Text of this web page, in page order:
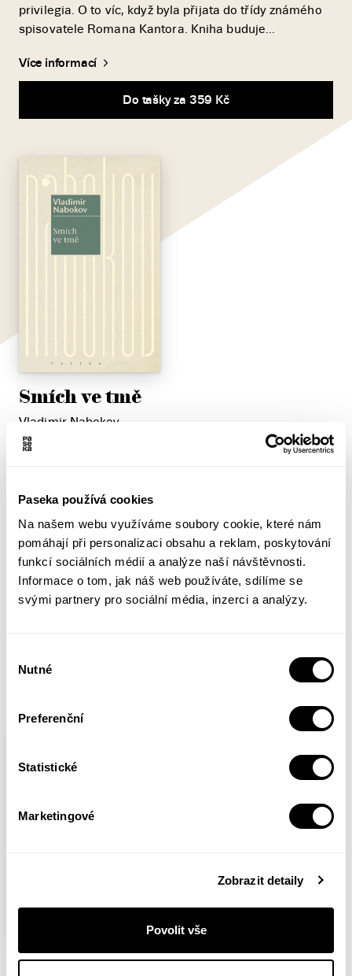
Paseka používá cookies
Na našem webu využíváme soubory cookie, které nám
pomáhají při personalizaci obsahu a reklam, poskytování
funkcí sociálních médií a analýze naší návštěvnosti.
Informace o tom, jak náš web používáte, sdílíme se
svými partnery pro sociální média, inzerci a analýzy.
souhlasu
Nutné
Preferenční
Statistické
Marketingové
Zobrazit detaily
Povolit vše
privilegia. O to víc, když byla přijata do třídy známého
spisovatele Romana Kantora. Kniha buduje...
Do tašky za 359 Kč
Více informací
Smích ve tmě
Vladimir Nabokov
umělecký kritik Albert Albinus zatouží po sedmnáctileté
partii plnou ochromující posedlosti, jako by byl poctou
právě filmovému médiu. Ostatně první ruské vydání
tohoto díla v roce 1932 neslo pojmenování Kamera
obskura, tedy „temná komora“. Autor jej po...
Jak postavit loď